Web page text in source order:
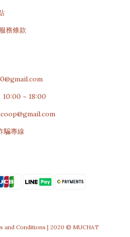
務條款
10:00 ~ 18:00
騙專線
and Conditions | 2020 © MUCHAT